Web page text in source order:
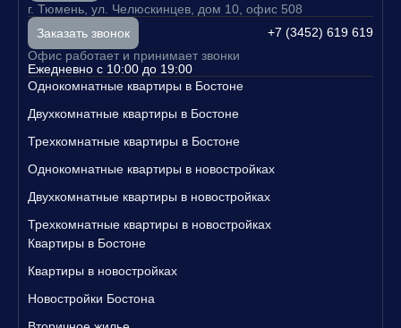
г. Тюмень, ул. Челюскинцев, дом 10, офис 508
Заказать звонок
+7 (3452) 619 619
Офис работает и принимает звонки
Ежедневно с 10:00 до 19:00
Однокомнатные квартиры в Бостоне
Двухкомнатные квартиры в Бостоне
Трехкомнатные квартиры в Бостоне
Однокомнатные квартиры в новостройках
Двухкомнатные квартиры в новостройках
Трехкомнатные квартиры в новостройках
Квартиры в Бостоне
Квартиры в новостройках
Новостройки Бостона